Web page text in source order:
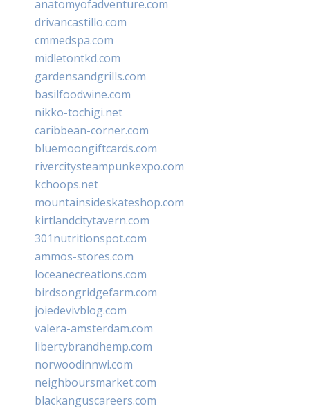
anatomyofadventure.com
drivancastillo.com
cmmedspa.com
midletontkd.com
gardensandgrills.com
basilfoodwine.com
nikko-tochigi.net
caribbean-corner.com
bluemoongiftcards.com
rivercitysteampunkexpo.com
kchoops.net
mountainsideskateshop.com
kirtlandcitytavern.com
301nutritionspot.com
ammos-stores.com
loceanecreations.com
birdsongridgefarm.com
joiedevivblog.com
valera-amsterdam.com
libertybrandhemp.com
norwoodinnwi.com
neighboursmarket.com
blackanguscareers.com